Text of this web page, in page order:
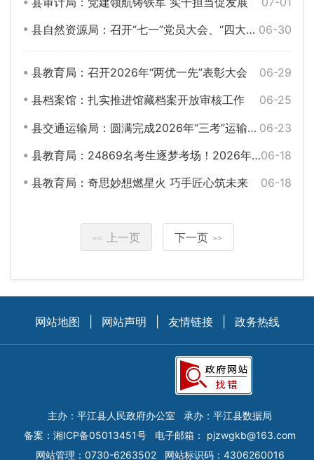
06-30
县自然资源局：召开“七一”党员大会、“四大建设”工作推进暨半年工作讲评会
06-29
县教育局：召开2026年“两优一先”表彰大会
06-25
县档案馆：扎实推进馆藏档案开放审核工作
06-23
县交通运输局：圆满完成2026年“三考”运输保障任务
06-18
县教育局：24869名考生逐梦考场！2026年平江县中考平稳开考
06-18
县教育局：奇思妙想燃星火 巧手匠心筑未来
<< 上一页 下一页 >>
网站地图 网站声明 友情链接 政务热线
主办：平江县人民政府办公室
承办：平江县数据局
备案： 湘ICP备05013451号 电子邮箱： pjzwgkb@163.com
网站管理：0730-6263502
网站标识码：4306260016